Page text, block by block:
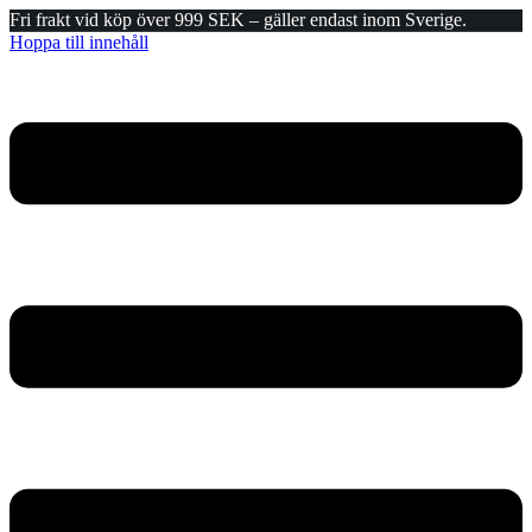
Fri frakt vid köp över 999 SEK – gäller endast inom Sverige.
Hoppa till innehåll